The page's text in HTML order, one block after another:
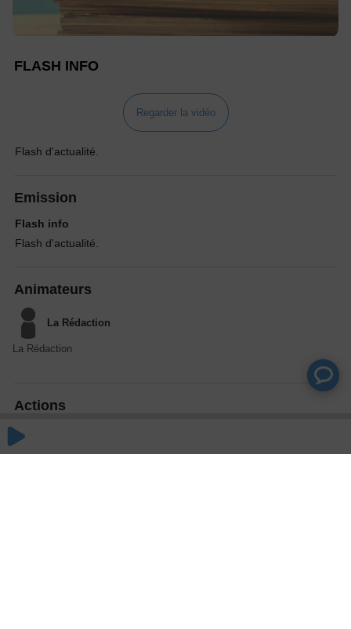
FLASH INFO
Regarder la vidéo
Flash d'actualité.
Emission
Flash info
Flash d'actualité.
Animateurs
La Rédaction
La Rédaction
Actions